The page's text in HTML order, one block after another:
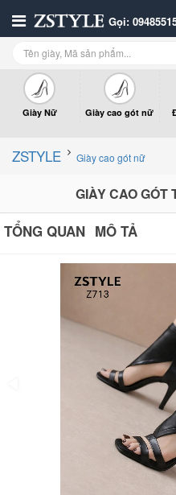
Gọi:
Giày Nữ Giày cao gót nữ
ZSTYLE Giày cao gót nữ
GIÀY CAO GÓT
TỔNG QUAN MÔ TẢ